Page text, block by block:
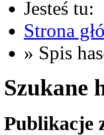
Jesteś tu:
Strona
» Spis
Szukane
Publikacje